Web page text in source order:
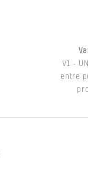
V1 -
entre